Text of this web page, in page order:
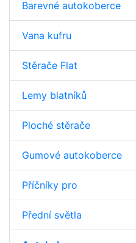
Barevné autokoberce
Vana kufru
Stěrače Flat
Lemy blatníků
Ploché stěrače
Gumové autokoberce
Příčníky pro
Přední světla